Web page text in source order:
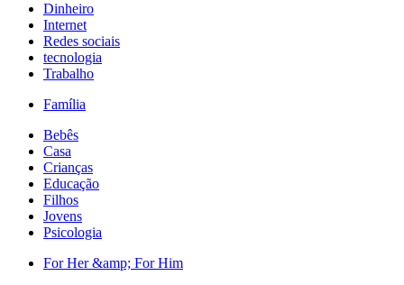
Dinheiro
Internet
Redes sociais
tecnologia
Trabalho
Família
Bebês
Casa
Crianças
Educação
Filhos
Jovens
Psicologia
For Her &amp; For Him